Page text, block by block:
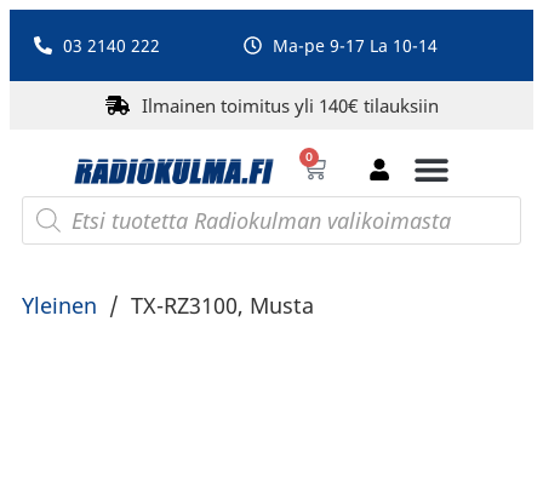
03 2140 222 Ma-pe 9-17 La 10-14
Ilmainen toimitus yli 140€ tilauksiin
0
Yleinen / TX-RZ3100, Musta